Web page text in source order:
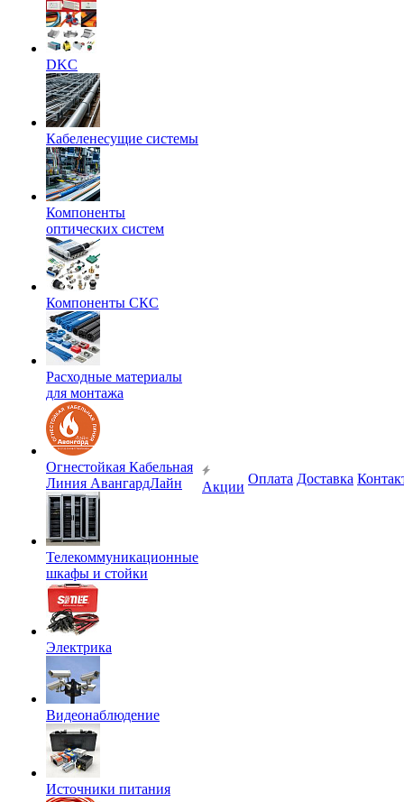
DKC
Кабеленесущие системы
Компоненты
оптических систем
Компоненты СКС
Расходные материалы
для монтажа
Огнестойкая Кабельная
Линия АвангардЛайн
Телекоммуникационные
шкафы и стойки
Электрика
Видеонаблюдение
Источники питания
Акции
Оплата Доставка